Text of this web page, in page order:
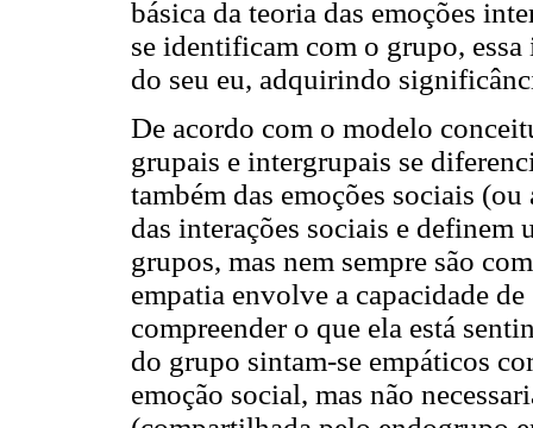
básica da teoria das emoções
se identificam com o grupo,
do seu eu, adquirindo
De acordo com o modelo
grupais e intergrupais se
também das emoções sociais
das interações sociais e definem
grupos, mas nem sempre são
empatia envolve a capacidade
compreender o que ela está
do grupo sintam-se empáticos
emoção social, mas não